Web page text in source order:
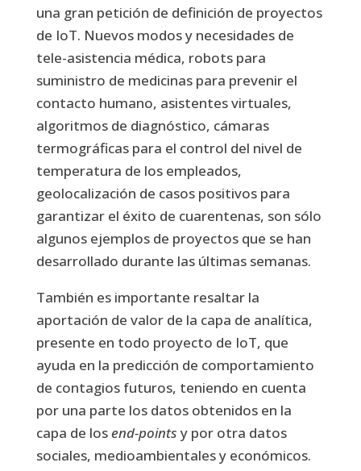
una gran petición de definición de proyectos
de IoT. Nuevos modos y necesidades de
tele-asistencia médica, robots para
suministro de medicinas para prevenir el
contacto humano, asistentes virtuales,
algoritmos de diagnóstico, cámaras
termográficas para el control del nivel de
temperatura de los empleados,
geolocalización de casos positivos para
garantizar el éxito de cuarentenas, son sólo
algunos ejemplos de proyectos que se han
desarrollado durante las últimas semanas.
También es importante resaltar la
aportación de valor de la capa de analítica,
presente en todo proyecto de IoT, que
ayuda en la predicción de comportamiento
de contagios futuros, teniendo en cuenta
por una parte los datos obtenidos en la
capa de losend-points y por otra datos
sociales, medioambientales y económicos.